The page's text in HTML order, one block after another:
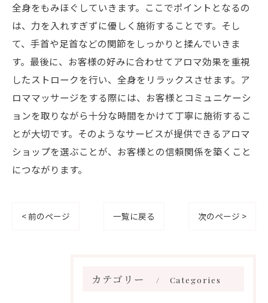
全身をもみほぐしていきます。ここでポイントとなるの
は、力を入れすぎずに優しく施術することです。そし
て、手首や足首などの関節をしっかりと揉んでいきま
す。最後に、お客様の好みに合わせてアロマ効果を重視
したストロークを行い、全身をリラックスさせます。ア
ロママッサージをする際には、お客様とコミュニケーシ
ョンを取りながら十分な時間をかけて丁寧に施術するこ
とが大切です。そのようなサービスが提供できるアロマ
ショップを選ぶことが、お客様との信頼関係を築くこと
につながります。
< 前のページ 一覧に戻る 次のページ >
カテゴリー Categories